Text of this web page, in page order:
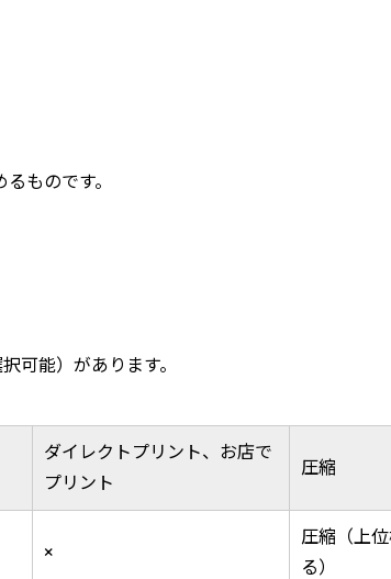
ものです。
可能）があります。
ダイレクトプリント、お店で
プリント
圧縮
×
圧縮（上
る）